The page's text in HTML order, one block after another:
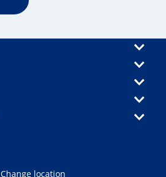
Change location